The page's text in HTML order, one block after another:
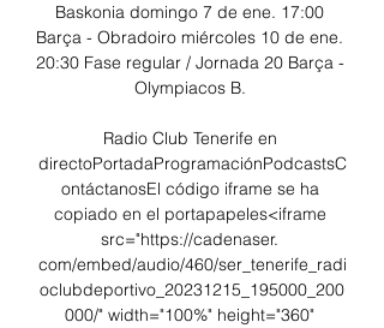
Baskonia domingo 7 de ene. 17:00
Barça - Obradoiro miércoles 10 de ene.
20:30 Fase regular / Jornada 20 Barça -
Olympiacos B.
Radio Club Tenerife en
directoPortadaProgramaciónPodcastsC
ontáctanosEl código iframe se ha
copiado en el portapapeles<iframe
src="https://cadenaser.
com/embed/audio/460/ser_tenerife_radi
oclubdeportivo_20231215_195000_200
000/" width="100%" height="360"